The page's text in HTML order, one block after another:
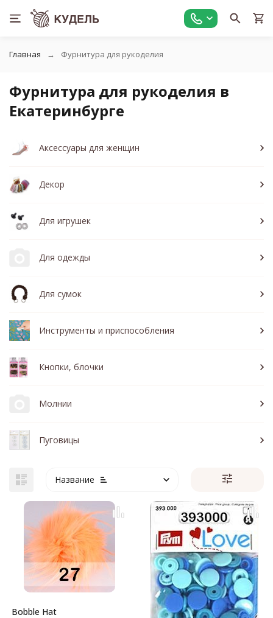
Главная Фурнитура для рукоделия
Фурнитура для рукоделия в
Екатеринбурге
Аксессуары для женщин
Декор
Для игрушек
Для одежды
Для сумок
Инструменты и приспособления
Кнопки, блочки
Молнии
Пуговицы
Название
Bobble Hat